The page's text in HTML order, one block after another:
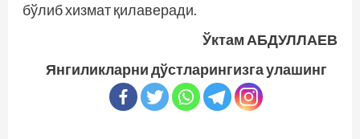
бўлиб хизмат қилаверади.
Ўктам АБДУЛЛАЕВ
Янгиликларни дўстларингизга улашинг